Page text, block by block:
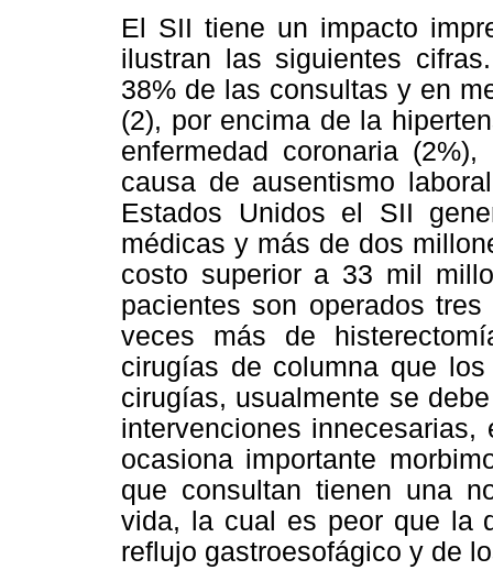
El SII tiene un impacto
ilustran las siguientes
38% de las consultas y en
(2), por encima de la
enfermedad coronaria
causa de ausentismo
Estados Unidos el SII
médicas y más de dos
costo superior a 33 mil
pacientes son operados
veces más de
cirugías de columna que
cirugías, usualmente se
intervenciones
ocasiona importante
que consultan tienen una
vida, la cual es peor que la
reflujo gastroesofágico y de